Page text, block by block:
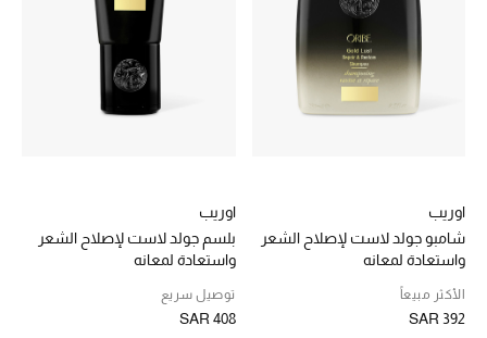
ما وصلنا حديثاً
جميع إصدارتنا النسائية
تشكيلة المناسبات للنساء
اوريب
شامبو جولد لاست لإصلاح الشعر
واستعادة لمعانه
الأكثر مبيعاً
SAR 392
اوريب
بلسم جولد لاست لإصلاح الشعر
واستعادة لمعانه
توصيل سريع
SAR 408